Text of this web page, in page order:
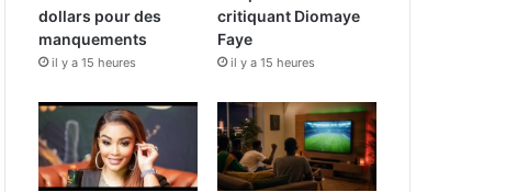
dollars pour des
manquements
il y a 15 heures
critiquant Diomaye
Faye
il y a 15 heures